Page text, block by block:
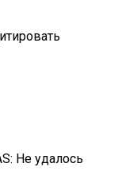
Не удалось